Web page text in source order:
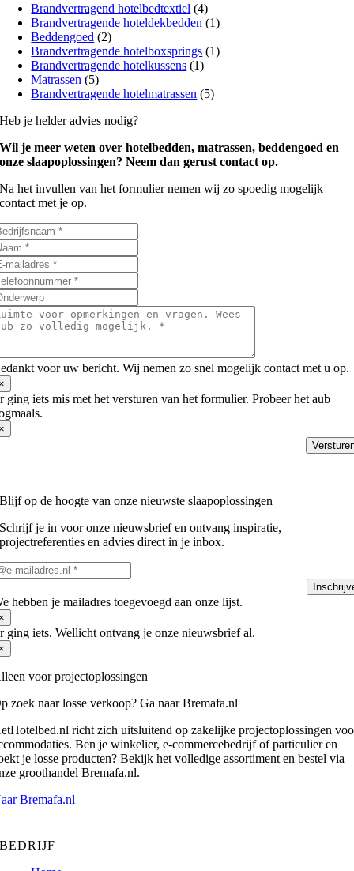
Brandvertragend hotelbedtextiel (4)
Brandvertragende hoteldekbedden (1)
Beddengoed (2)
Brandvertragende hotelboxsprings (1)
Brandvertragende hotelkussens (1)
Matrassen (5)
Brandvertragende hotelmatrassen (5)
Heb je helder advies nodig?
Wil je meer weten over hotelbedden, matrassen, beddengoed en
onze slaapoplossingen? Neem dan gerust contact op.
Na het invullen van het formulier nemen wij zo spoedig mogelijk
contact met je op.
voor uw bericht. Wij nemen zo snel mogelijk contact met u op.
ging iets mis met het versturen van het formulier. Probeer het aub
Blijf op de hoogte van onze nieuwste slaapoplossingen
Schrijf je in voor onze nieuwsbrief en ontvang inspiratie,
projectreferenties en advies direct in je inbox.
hebben je mailadres toegevoegd aan onze lijst.
ging iets. Wellicht ontvang je onze nieuwsbrief al.
voor projectoplossingen
zoek naar losse verkoop? Ga naar Bremafa.nl
richt zich uitsluitend op zakelijke projectoplossingen
Ben je winkelier, e-commercebedrijf of particulier en
je losse producten? Bekijk het volledige assortiment en bestel via
groothandel Bremafa.nl.
Bremafa.nl
BEDRIJF